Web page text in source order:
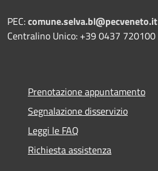
PEC:comune.selva.bl@pecveneto.it
Centralino Unico: +39 0437 720100
Prenotazione appuntamento
Segnalazione disservizio
Leggi le FAQ
Richiesta assistenza